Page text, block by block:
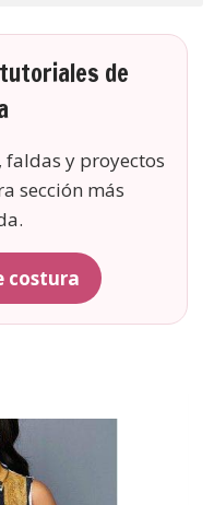
de
faldas y proyectos
sección más
costura